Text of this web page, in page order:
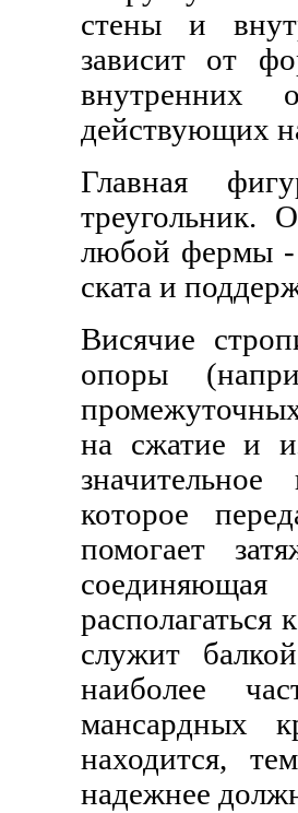
стены и
зависит от
внутренних
действующих
Главная
треугольник.
любой фермы -
ската и
Висячие
опоры
на сжатие и
которое
помогает
располагаться
служит
наиболее
находится,
надежнее